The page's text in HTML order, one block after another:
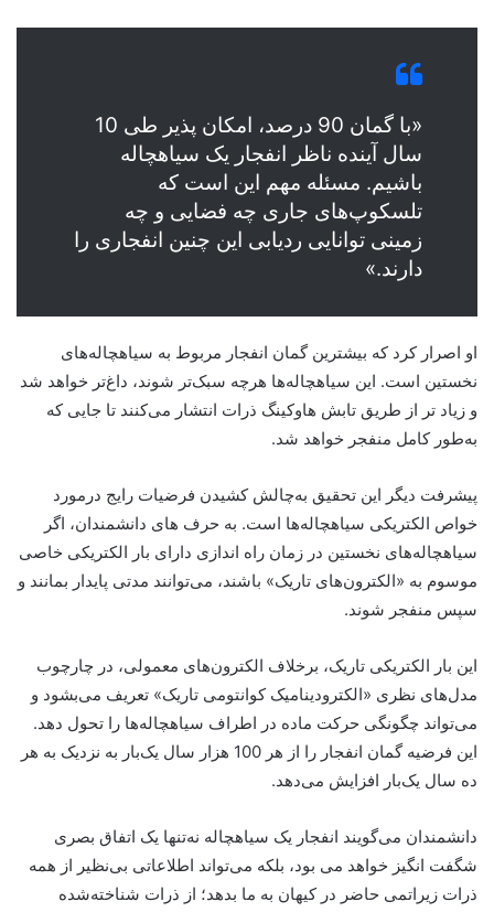
«با گمان 90 درصد، امکان پذیر طی 10
سال آینده ناظر انفجار یک سیاهچاله
باشیم. مسئله مهم این است که
تلسکوپ‌های جاری چه فضایی و چه
زمینی توانایی ردیابی این چنین انفجاری را
دارند.»
او اصرار کرد که بیشترین گمان انفجار مربوط به سیاهچاله‌های
نخستین است. این سیاهچاله‌ها هرچه سبک‌تر شوند، داغ‌تر خواهد شد
و زیاد تر از طریق تابش هاوکینگ ذرات انتشار می‌کنند تا جایی که
به‌طور کامل منفجر خواهد شد.
پیشرفت دیگر این تحقیق به‌چالش کشیدن فرضیات رایج درمورد
خواص الکتریکی سیاهچاله‌ها است. به حرف های دانشمندان، اگر
سیاهچاله‌های نخستین در زمان راه اندازی دارای بار الکتریکی خاصی
موسوم به «الکترون‌های تاریک» باشند، می‌توانند مدتی پایدار بمانند و
سپس منفجر شوند.
این بار الکتریکی تاریک، برخلاف الکترون‌های معمولی، در چارچوب
مدل‌های نظری «الکترودینامیک کوانتومی تاریک» تعریف می‌بشود و
می‌تواند چگونگی حرکت ماده در اطراف سیاهچاله‌ها را تحول دهد.
این فرضیه گمان انفجار را از هر 100 هزار سال یک‌بار به نزدیک به هر
ده سال یک‌بار افزایش می‌دهد.
دانشمندان می‌گویند انفجار یک سیاهچاله نه‌تنها یک اتفاق بصری
شگفت انگیز خواهد می بود، بلکه می‌تواند اطلاعاتی بی‌نظیر از همه
ذرات زیراتمی حاضر در کیهان به ما بدهد؛ از ذرات شناخته‌شده